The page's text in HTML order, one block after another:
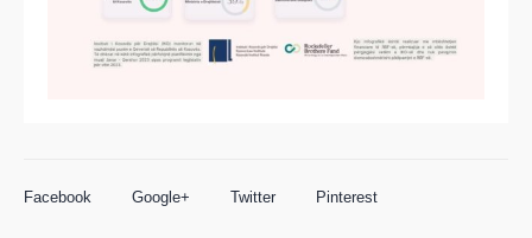
Facebook Google+ Twitter Pinterest